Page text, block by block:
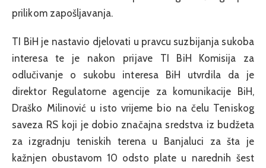
prilikom zapošljavanja.
TI BiH je nastavio djelovati u pravcu suzbijanja sukoba
interesa te je nakon prijave TI BiH Komisija za
odlučivanje o sukobu interesa BiH utvrdila da je
direktor Regulatorne agencije za komunikacije BiH,
Draško Milinović u isto vrijeme bio na čelu Teniskog
saveza RS koji je dobio značajna sredstva iz budžeta
za izgradnju teniskih terena u Banjaluci za šta je
kažnjen obustavom 10 odsto plate u narednih šest